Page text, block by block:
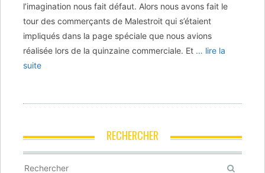
l’imagination nous fait défaut. Alors nous avons fait le
tour des commerçants de Malestroit qui s’étaient
impliqués dans la page spéciale que nous avions
réalisée lors de la quinzaine commerciale. Et … lire la
suite
RECHERCHER